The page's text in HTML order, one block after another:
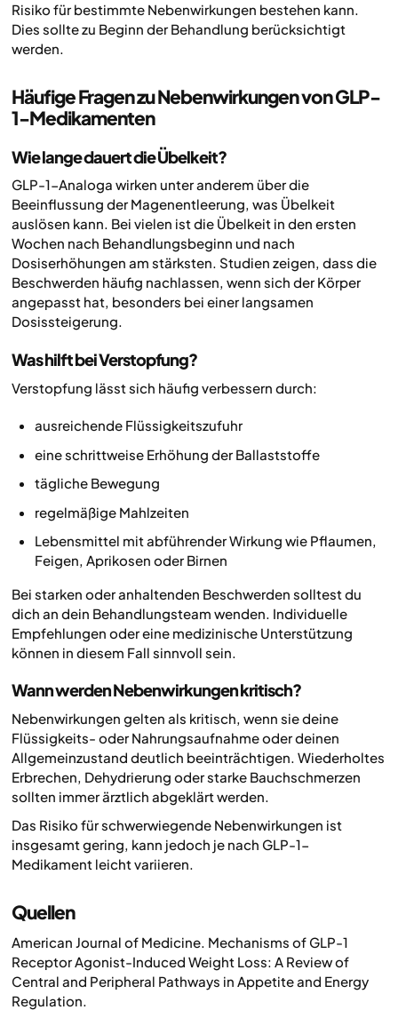
Risiko für bestimmte Nebenwirkungen bestehen kann.
Dies sollte zu Beginn der Behandlung berücksichtigt
werden.
Häufige Fragen zu Nebenwirkungen von GLP-
1-Medikamenten
Wie lange dauert die Übelkeit?
GLP-1-Analoga wirken unter anderem über die
Beeinflussung der Magenentleerung, was Übelkeit
auslösen kann. Bei vielen ist die Übelkeit in den ersten
Wochen nach Behandlungsbeginn und nach
Dosiserhöhungen am stärksten. Studien zeigen, dass die
Beschwerden häufig nachlassen, wenn sich der Körper
angepasst hat, besonders bei einer langsamen
Dosissteigerung.
Was hilft bei Verstopfung?
Verstopfung lässt sich häufig verbessern durch:
ausreichende Flüssigkeitszufuhr
eine schrittweise Erhöhung der Ballaststoffe
tägliche Bewegung
regelmäßige Mahlzeiten
Lebensmittel mit abführender Wirkung wie Pflaumen,
Feigen, Aprikosen oder Birnen
Bei starken oder anhaltenden Beschwerden solltest du
dich an dein Behandlungsteam wenden. Individuelle
Empfehlungen oder eine medizinische Unterstützung
können in diesem Fall sinnvoll sein.
Wann werden Nebenwirkungen kritisch?
Nebenwirkungen gelten als kritisch, wenn sie deine
Flüssigkeits- oder Nahrungsaufnahme oder deinen
Allgemeinzustand deutlich beeinträchtigen. Wiederholtes
Erbrechen, Dehydrierung oder starke Bauchschmerzen
sollten immer ärztlich abgeklärt werden.
Das Risiko für schwerwiegende Nebenwirkungen ist
insgesamt gering, kann jedoch je nach GLP-1-
Medikament leicht variieren.
Quellen
American Journal of Medicine. Mechanisms of GLP-1
Receptor Agonist-Induced Weight Loss: A Review of
Central and Peripheral Pathways in Appetite and Energy
Regulation.